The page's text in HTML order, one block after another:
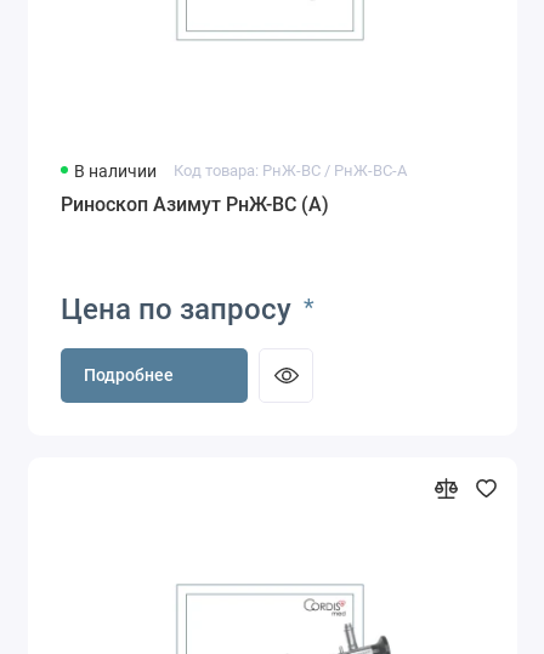
В наличии Код товара: РнЖ-ВС / РнЖ-ВС-А
Риноскоп Азимут РнЖ-ВС (А)
Цена по запросу *
Подробнее